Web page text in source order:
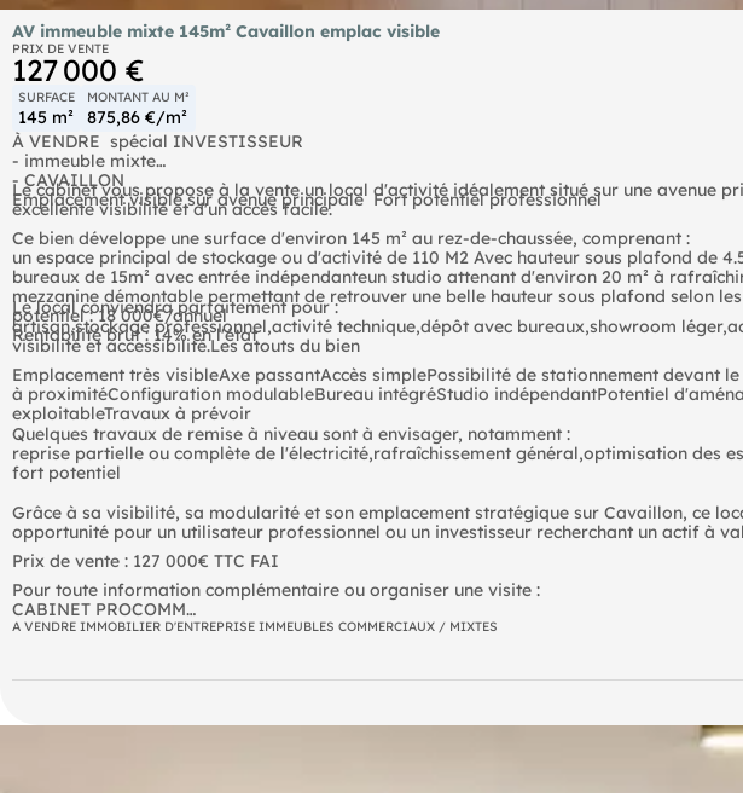
AV immeuble mixte 145m² Cavaillon emplac visible
PRIX DE VENTE
127 000 €
SURFACE
145 m²
MONTANT AU M²
875,86 €/m²
À VENDRE  spécial INVESTISSEUR
- immeuble mixte
- CAVAILLON
Emplacement visible sur avenue principale  Fort potentiel professionnel
Le cabinet vous propose à la vente un local d'activité idéalement situé sur une avenue
excellente visibilité et d'un accès facile.
Ce bien développe une surface d'environ 145 m² au rez-de-chaussée, comprenant :
un espace principal de stockage ou d'activité de 110 M2 Avec hauteur sous plafond de
bureaux de 15m² avec entrée indépendanteun studio attenant d'environ 20 m² à
mezzanine démontable permettant de retrouver une belle hauteur sous plafond selon
potentiel : 18 000€/annuel
Rentabilité brut : 14% en l'état
Le local conviendra parfaitement pour :
artisan,stockage professionnel,activité technique,dépôt avec bureaux,showroom
visibilité et accessibilité.Les atouts du bien
Emplacement très visibleAxe passantAccès simplePossibilité de stationnement devant
à proximitéConfiguration modulableBureau intégréStudio indépendantPotentiel
exploitableTravaux à prévoir
Quelques travaux de remise à niveau sont à envisager, notamment :
reprise partielle ou complète de l'électricité,rafraîchissement général,optimisation des
fort potentiel
Grâce à sa visibilité, sa modularité et son emplacement stratégique sur Cavaillon, ce
opportunité pour un utilisateur professionnel ou un investisseur recherchant un actif à
Prix de vente : 127 000€ TTC FAI
Pour toute information complémentaire ou organiser une visite :
CABINET PROCOMM
Immobilier d'entreprise  Locaux commerciaux  Activités  Entrepôts
A VENDRE IMMOBILIER D'ENTREPRISE IMMEUBLES COMMERCIAUX / MIXTES